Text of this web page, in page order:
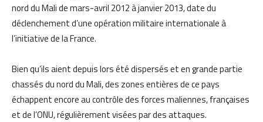
nord du Mali de mars-avril 2012 à janvier 2013, date du
déclenchement d’une opération militaire internationale à
l’initiative de la France.
Bien qu’ils aient depuis lors été dispersés et en grande partie
chassés du nord du Mali, des zones entières de ce pays
échappent encore au contrôle des forces maliennes, françaises
et de l’ONU, régulièrement visées par des attaques.